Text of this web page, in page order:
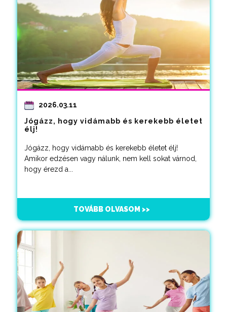
2026.03.11
Jógázz, hogy vidámabb és kerekebb életet
élj!
Jógázz, hogy vidámabb és kerekebb életet élj!
Amikor edzésen vagy nálunk, nem kell sokat várnod,
hogy érezd a...
TOVÁBB OLVASOM >>